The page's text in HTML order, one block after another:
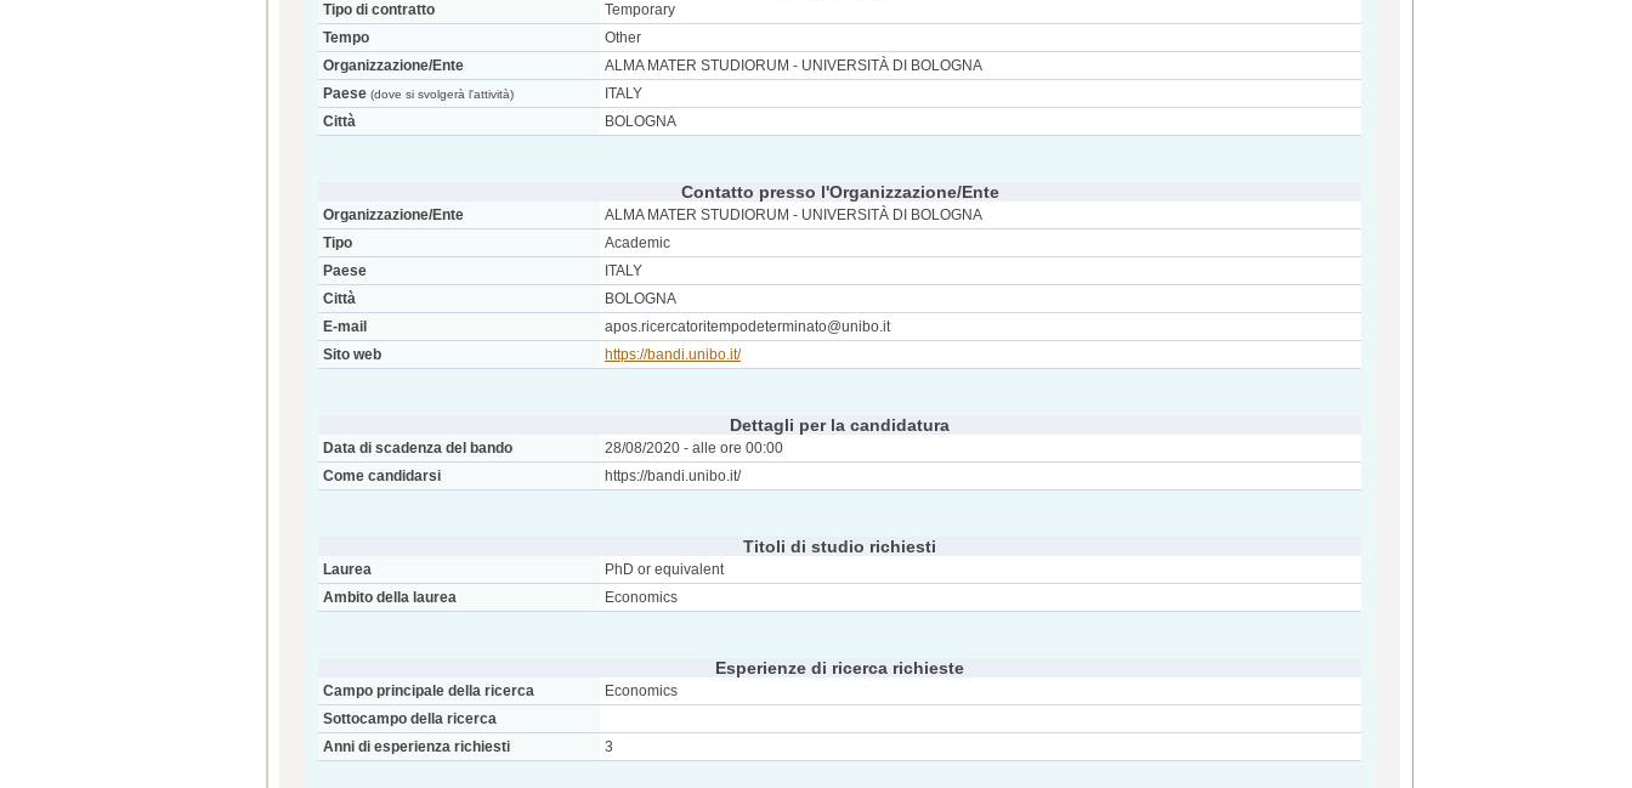
Tipo di contratto
Temporary
Tempo
Other
Organizzazione/Ente
ALMA MATER STUDIORUM - UNIVERSITÀ DI BOLOGNA
Paese (dove si svolgerà l'attività)
ITALY
Città
BOLOGNA
Contatto presso l'Organizzazione/Ente
Organizzazione/Ente
ALMA MATER STUDIORUM - UNIVERSITÀ DI BOLOGNA
Tipo
Academic
Paese
ITALY
Città
BOLOGNA
E-mail
apos.ricercatoritempodeterminato@unibo.it
Sito web
https://bandi.unibo.it/
Dettagli per la candidatura
Data di scadenza del bando
28/08/2020 - alle ore 00:00
Come candidarsi
https://bandi.unibo.it/
Titoli di studio richiesti
Laurea
PhD or equivalent
Ambito della laurea
Economics
Esperienze di ricerca richieste
Campo principale della ricerca
Economics
Sottocampo della ricerca
Anni di esperienza richiesti
3